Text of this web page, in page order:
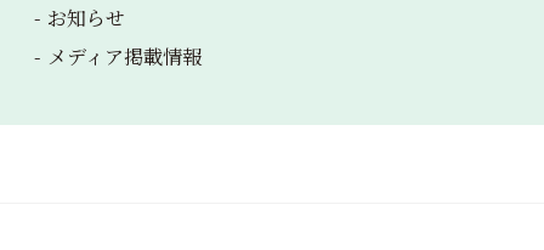
お知らせ
メディア掲載情報